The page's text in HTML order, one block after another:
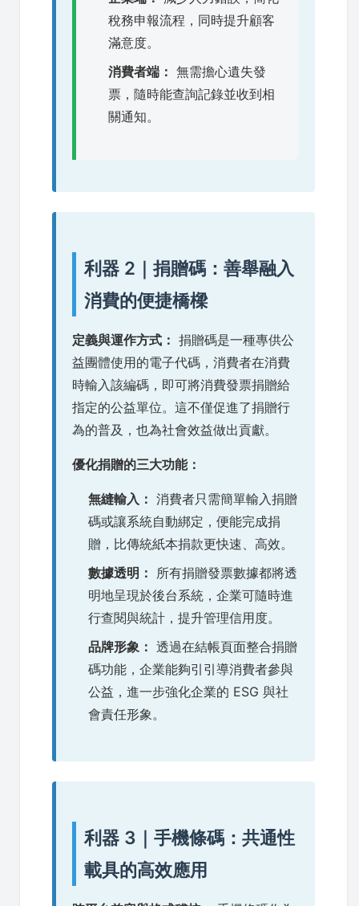
稅務申報流程，同時提升顧客
滿意度。
消費者端： 無需擔心遺失發
票，隨時能查詢記錄並收到相
關通知。
利器 2｜捐贈碼：善舉融入
消費的便捷橋樑
定義與運作方式： 捐贈碼是一種專供公
益團體使用的電子代碼，消費者在消費
時輸入該編碼，即可將消費發票捐贈給
指定的公益單位。這不僅促進了捐贈行
為的普及，也為社會效益做出貢獻。
優化捐贈的三大功能：
無縫輸入： 消費者只需簡單輸入捐贈
碼或讓系統自動綁定，便能完成捐
贈，比傳統紙本捐款更快速、高效。
數據透明： 所有捐贈發票數據都將透
明地呈現於後台系統，企業可隨時進
行查閱與統計，提升管理信用度。
品牌形象： 透過在結帳頁面整合捐贈
碼功能，企業能夠引引導消費者參與
公益，進一步強化企業的 ESG 與社
會責任形象。
利器 3｜手機條碼：共通性
載具的高效應用